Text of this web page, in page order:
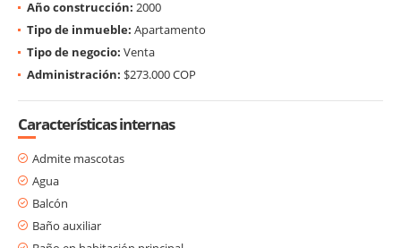
Año construcción: 2000
Tipo de inmueble: Apartamento
Tipo de negocio: Venta
Administración: $273.000 COP
Características internas
Admite mascotas
Agua
Balcón
Baño auxiliar